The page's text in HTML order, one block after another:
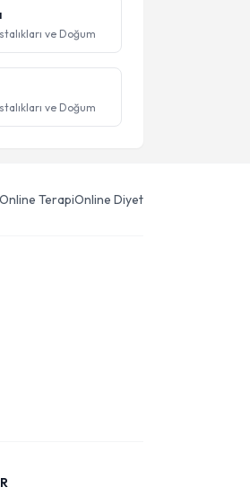
ve Doğum
ve Doğum
Online TerapiOnline Diyet